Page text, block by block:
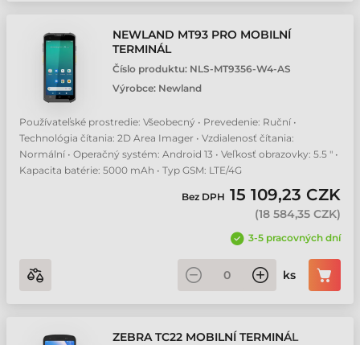
NEWLAND MT93 PRO MOBILNÍ
TERMINÁL
Číslo produktu: NLS-MT9356-W4-AS
Výrobce: Newland
Používateľské prostredie: Všeobecný • Prevedenie: Ruční •
Technológia čítania: 2D Area Imager • Vzdialenosť čítania:
Normální • Operačný systém: Android 13 • Veľkosť obrazovky: 5.5 " •
Kapacita batérie: 5000 mAh • Typ GSM: LTE/4G
Bez DPH 15 109,23 CZK
(18 584,35 CZK)
3-5 pracovných dní
ks
ZEBRA TC22 MOBILNÍ TERMINÁL